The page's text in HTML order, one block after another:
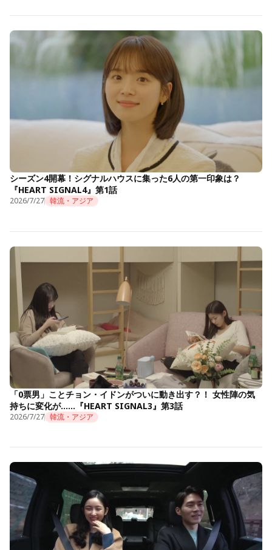
シーズン4開幕！シグナルハウスに集った6人の第一印象は？
『HEART SIGNAL4』第1話
2026/7/27 韓流・アジア
「0票男」ことチョン・イドンがついに動き出す？！ 女性陣の気
持ちに変化が……『HEART SIGNAL3』第3話
2026/7/27 韓流・アジア